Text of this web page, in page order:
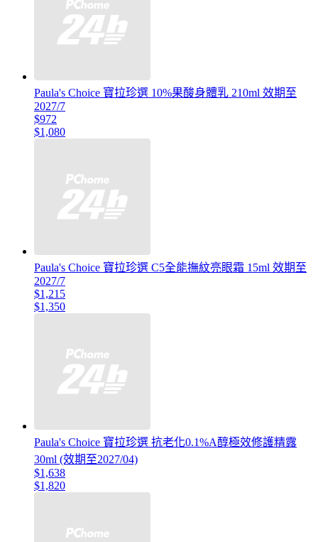
Paula's Choice 寶拉珍選 10%果酸身體乳 210ml 效期至
2027/7
$972
$1,080
Paula's Choice 寶拉珍選 C5全能撫紋亮眼霜 15ml 效期至
2027/7
$1,215
$1,350
Paula's Choice 寶拉珍選 抗老化0.1%A醇極效修護精露
30ml (效期至2027/04)
$1,638
$1,820